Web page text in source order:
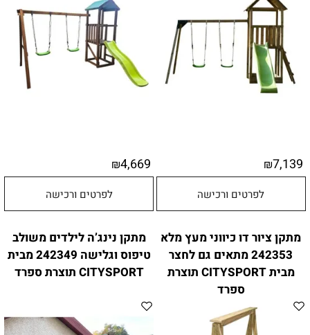
₪7,139
לפרטים ורכישה
₪4,669
לפרטים ורכישה
מתקן ציור דו כיווני מעץ מלא
242353 מתאים גם לחצר
מבית CITYSPORT תוצרת
ספרד
מתקן נינג’ה לילדים משולב
טיפוס וגלישה 242349 מבית
CITYSPORT תוצרת ספרד